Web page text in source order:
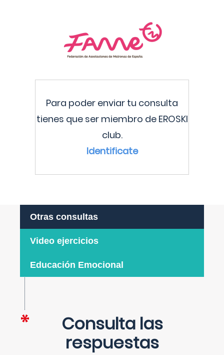
Para poder enviar tu consulta
tienes que ser miembro de EROSKI
club.
Identificate
Otras consultas
Video ejercicios
Educación Emocional
Consulta las
respuestas